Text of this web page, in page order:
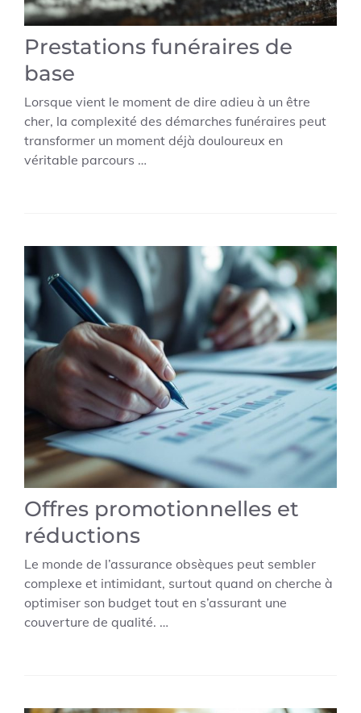
Prestations funéraires de
base
Lorsque vient le moment de dire adieu à un être
cher, la complexité des démarches funéraires peut
transformer un moment déjà douloureux en
véritable parcours …
Offres promotionnelles et
réductions
Le monde de l’assurance obsèques peut sembler
complexe et intimidant, surtout quand on cherche à
optimiser son budget tout en s’assurant une
couverture de qualité. …